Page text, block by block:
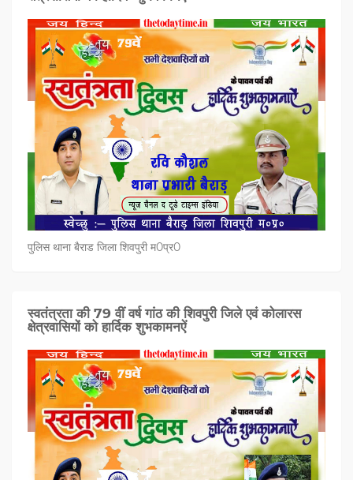
पुलिस थाना बैराड जिला शिवपुरी म0प्र0
स्वतंत्रता की 79 वीं वर्ष गांठ की शिवपुरी जिले एवं कोलारस
क्षेत्रवासियों को हार्दिक शुभकामनऐं